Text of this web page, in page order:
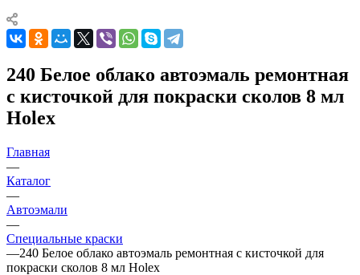
240 Белое облако автоэмаль ремонтная
с кисточкой для покраски сколов 8 мл
Holex
Главная
—
Каталог
—
Автоэмали
—
Специальные краски
—240 Белое облако автоэмаль ремонтная с кисточкой для
покраски сколов 8 мл Holex